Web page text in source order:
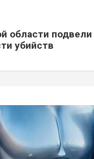
области подвели
убийств